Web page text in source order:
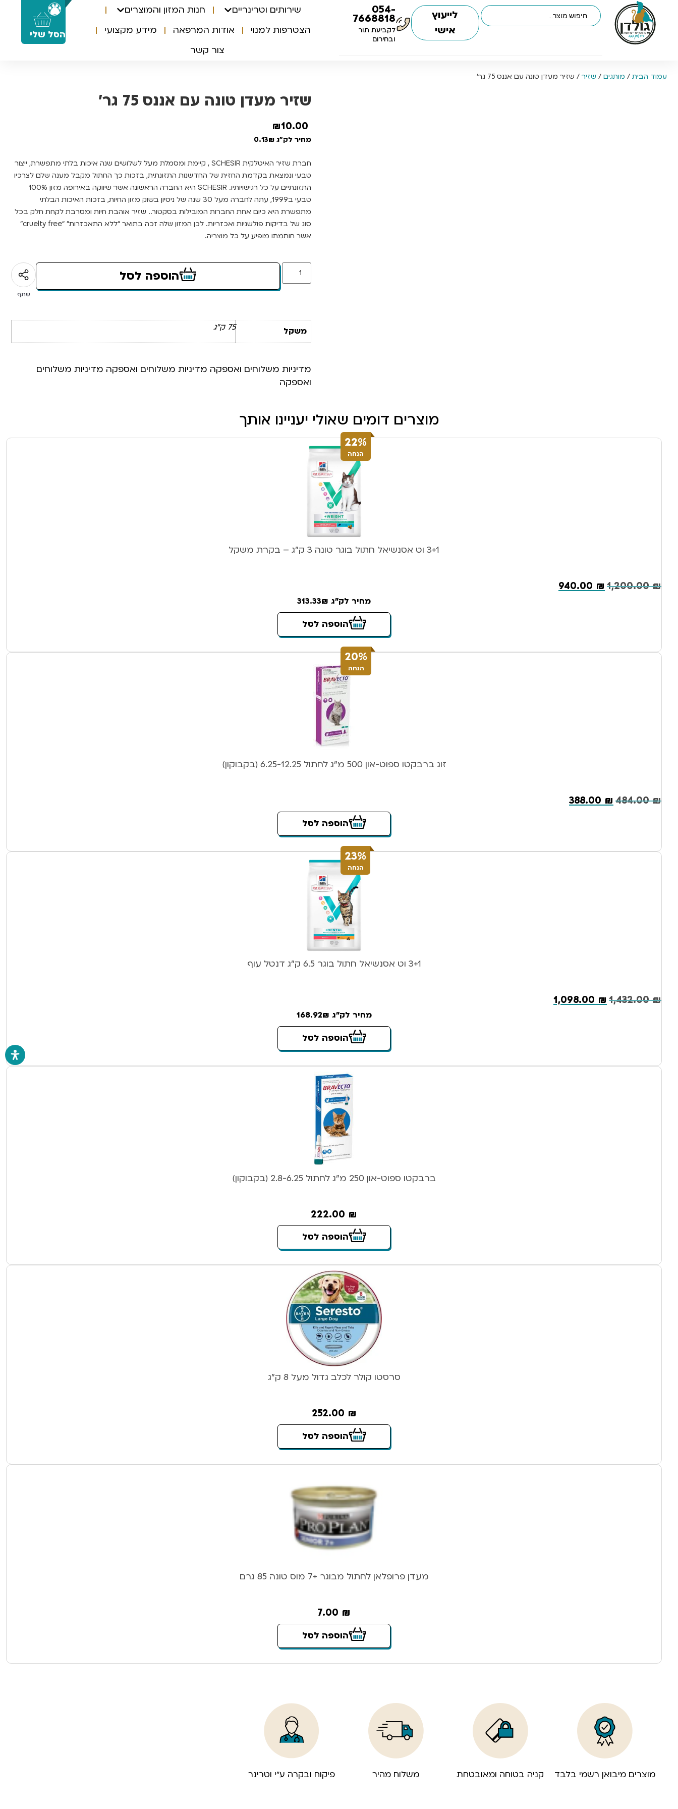
0
הסל שלי
054-
7668818
לקביעת תור
ובחירום
לייעוץ
אישי
שירותים וטרינריים
חנות המזון והמוצרים
הצטרפות למנוי
אודות המרפאה
מידע מקצועי
צור קשר
עמוד הבית / מותגים / שזיר / שזיר מעדן טונה עם אננס 75 גר’
שזיר מעדן טונה עם אננס 75 גר’
10.00
₪
מחיר לק"ג 0.13₪
חברת שזיר האיטלקית SCHESIR , קיימת ומסמלת מעל לשלושים שנה איכות בלתי מתפשרת, ייצור
טבעי ונמצאת בקדמת החזית של החדשנות התזונתית, בזכות כך החתול מקבל מענה שלם לצרכיו
התזונתיים על כל רגישויותיו. SCHESIR היא החברה הראשונה אשר שיווקה באירופה מזון 100%
טבעי ב1999, עתה לחברה מעל 30 שנה של ניסיון בשוק מזון החיות, בזכות האיכות הבלתי
מתפשרת היא כיום אחת החברות המובילות בסקטור.. שזיר אוהבת חיות ומסרבת לקחת חלק בכל
סוג של בדיקות פולשניות ואכזריות. לכן המזון שלה זכה בתואר “ללא התאכזרות” “cruelty free”
אשר חותמתו מופיע על כל מוצריה.
הוספה לסל
שתף
משקל 75 ק"ג
מדיניות משלוחים ואספקה מדיניות משלוחים ואספקה מדיניות משלוחים
ואספקה
מוצרים דומים שאולי יעניינו אותך
22%
הנחה
3+1 וט אסנשיאל חתול בוגר טונה 3 ק”ג – בקרת משקל
1,200.00₪
940.00 ₪
מחיר לק"ג 313.33₪
הוספה לסל
20%
הנחה
זוג ברבקטו ספוט-און 500 מ”ג לחתול 6.25-12.25 (בקבוקון)
484.00₪
388.00 ₪
הוספה לסל
23%
הנחה
3+1 וט אסנשיאל חתול בוגר 6.5 ק”ג דנטל עוף
1,432.00₪
1,098.00 ₪
מחיר לק"ג 168.92₪
הוספה לסל
ברבקטו ספוט-און 250 מ”ג לחתול 2.8-6.25 (בקבוקון)
222.00 ₪
הוספה לסל
סרסטו קולר לכלב גדול מעל 8 ק”ג
252.00 ₪
הוספה לסל
מעדן פרופלאן לחתול מבוגר +7 מוס טונה 85 גרם
7.00 ₪
הוספה לסל
מוצרים מיבואן רשמי בלבד קניה בטוחה ומאובטחת משלוח מהיר פיקוח ובקרה ע”י וטרינר